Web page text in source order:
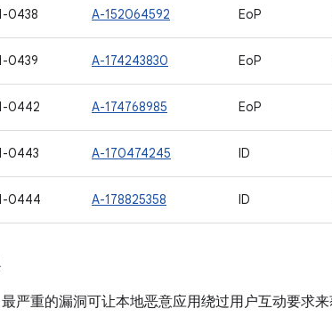
0438 A-152064592 EoP
0439 A-174243830 EoP
0442 A-174768985 EoP
0443 A-170474245 ID
0444 A-178825358 ID
严重的漏洞可让本地恶意应用绕过用户互动要求来